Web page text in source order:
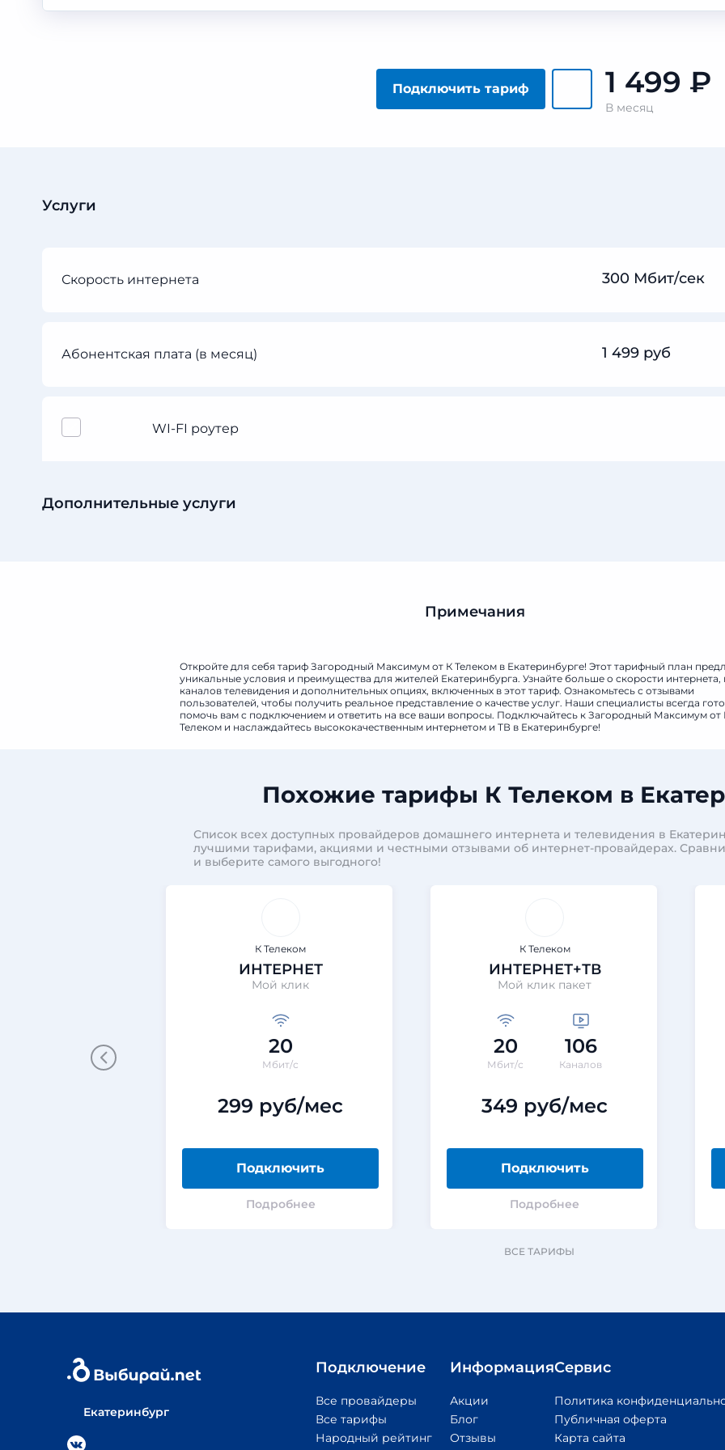
Подключить тариф 1 499 ₽
В месяц
Услуги
Скорость интернета 300 Мбит/сек
Абонентская плата (в месяц) 1 499 руб
WI-FI роутер
Дополнительные услуги
Примечания
Откройте для себя тариф Загородный Максимум от К Телеком в Екатеринбурге! Этот тарифный план
уникальные условия и преимущества для жителей Екатеринбурга. Узнайте больше о скорости интернета,
каналов телевидения и дополнительных опциях, включенных в этот тариф. Ознакомьтесь с отзывами
пользователей, чтобы получить реальное представление о качестве услуг. Наши специалисты всегда
помочь вам с подключением и ответить на все ваши вопросы. Подключайтесь к Загородный Максимум от
Телеком и наслаждайтесь высококачественным интернетом и ТВ в Екатеринбурге!
Похожие тарифы К Телеком в
Список всех доступных провайдеров домашнего интернета и телевидения в
лучшими тарифами, акциями и честными отзывами об интернет-провайдерах.
и выберите самого выгодного!
К Телеком
ИНТЕРНЕТ
Мой клик
20
Мбит/с
299 руб/мес
Подключить
Подробнее
К Телеком
ИНТЕРНЕТ+ТВ
Мой клик пакет
20
Мбит/с
106
Каналов
349 руб/мес
Подключить
Подробнее
ВСЕ ТАРИФЫ
Екатеринбург
Подключение
Все провайдеры
Все тарифы
Народный рейтинг
Информация
Акции
Блог
Отзывы
Сервис
Политика
Публичная оферта
Карта сайта